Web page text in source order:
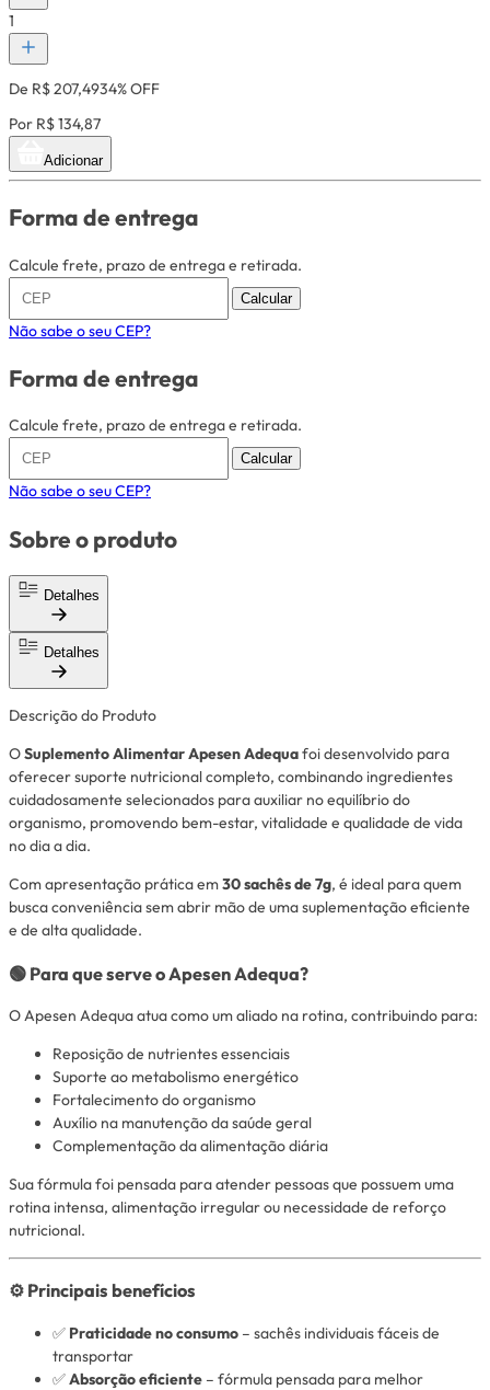
1
De R$ 207,4934% OFF
Por R$ 134,87
Adicionar
Forma de entrega
Calcule frete, prazo de entrega e retirada.
Calcular
Não sabe o seu CEP?
Forma de entrega
Calcule frete, prazo de entrega e retirada.
Calcular
Não sabe o seu CEP?
Sobre o produto
Detalhes
Detalhes
Descrição do Produto
OSuplemento Alimentar Apesen Adequafoi desenvolvido para
oferecer suporte nutricional completo, combinando ingredientes
cuidadosamente selecionados para auxiliar no equilíbrio do
organismo, promovendo bem-estar, vitalidade e qualidade de vida
no dia a dia.
Com apresentação prática em30 sachês de 7g, é ideal para quem
busca conveniência sem abrir mão de uma suplementação eficiente
e de alta qualidade.
🟢 Para que serve o Apesen Adequa?
O Apesen Adequa atua como um aliado na rotina, contribuindo para:
Reposição de nutrientes essenciais
Suporte ao metabolismo energético
Fortalecimento do organismo
Auxílio na manutenção da saúde geral
Complementação da alimentação diária
Sua fórmula foi pensada para atender pessoas que possuem uma
rotina intensa, alimentação irregular ou necessidade de reforço
nutricional.
⚙️ Principais benefícios
✅ Praticidade no consumo – sachês individuais fáceis de
transportar
✅Absorção eficiente – fórmula pensada para melhor